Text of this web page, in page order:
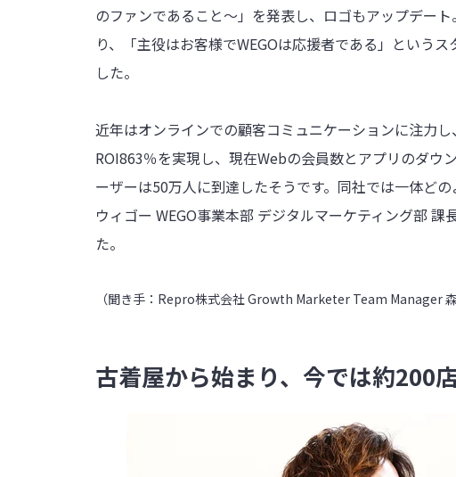
のファンであること～」を発表し、ロゴもアップデー
り、「主役はお客様でWEGOは応援者である」という
した。
近年はオンラインでの顧客コミュニケーションに注力し
ROI863％を実現し、現在Webの会員数とアプリのダウ
ーザーは50万人に到達したそうです。同社では一体ど
ウィゴー WEGO事業本部 デジタルマーケティング部
た。
（聞き手：Repro株式会社 Growth Marketer Team Manager 森
古着屋から始まり、今では約200